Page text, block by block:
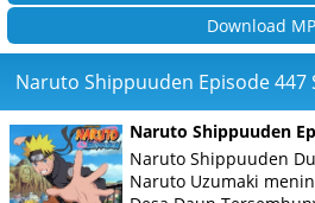
Download
Naruto Shippuuden Episode 447
Naruto Shippuuden
Naruto Shippuuden
Naruto Uzumaki